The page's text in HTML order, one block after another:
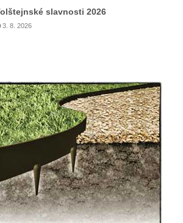
Kohouta východně od
u Vysoké Lípy
brána ve Skalním
na Jezeře
na Radovesické výsypce
u Brozan nad Ohří
slavnosti 2026
3. 8. 2026